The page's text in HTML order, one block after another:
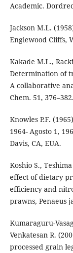
Academic.
Jackson M.L.
Englewood Cliffs,
Kakade M.L.,
Determination of
A collaborative
Chem. 51, 376–382.
Knowles P.F.
1964- Agosto 1,
Davis, CA, EUA.
Koshio S.,
effect of dietary
efficiency and
prawns, Penaeus
Kumaraguru-
Venkatesan R.
processed grain